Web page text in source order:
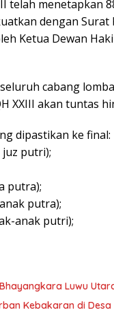
telah menetapkan
dengan
Ketua Dewan
cabang
XXIII akan tuntas
dipastikan ke final:
juz putri);
putra);
putra);
anak putri);
Luwu
Kebakaran di